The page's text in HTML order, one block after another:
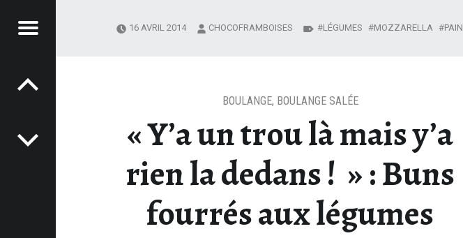
Menu
« Y’a un trou là mais y’a
rien la dedans ! » : Buns
fourrés aux légumes
BOULANGE, BOULANGE SALÉE
16 AVRIL 2014 CHOCOFRAMBOISES LÉGUMES MOZZARELLA PAIN